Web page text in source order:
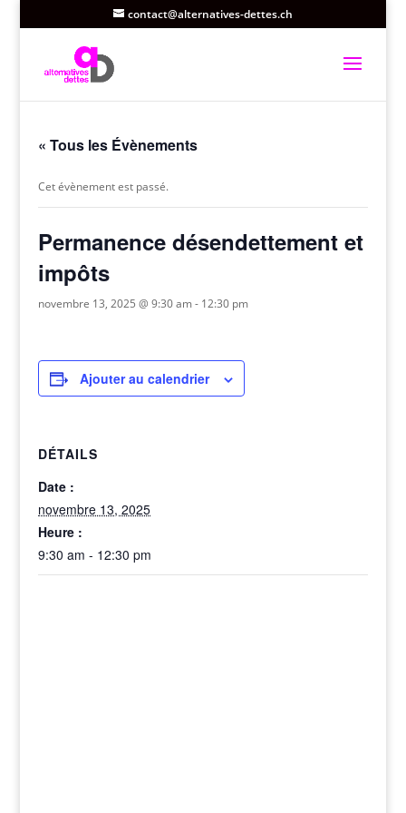
contact@alternatives-dettes.ch
« Tous les Évènements
Cet évènement est passé.
Permanence désendettement et
impôts
novembre 13, 2025 @ 9:30 am- 12:30 pm
Ajouter au calendrier
DÉTAILS
Date :
novembre 13, 2025
Heure :
9:30 am - 12:30 pm